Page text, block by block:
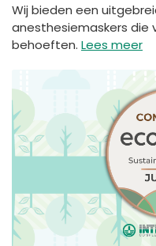
Wij bieden een
anesthesiemaskers die
behoeften. Lees meer